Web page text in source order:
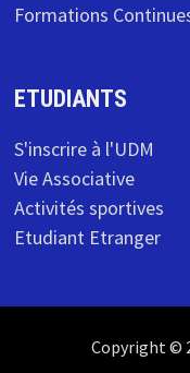
Formations
ETUDIANTS
S'inscrire à l'UDM
Vie Associative
Activités sportives
Etudiant Etranger
Copyright ©